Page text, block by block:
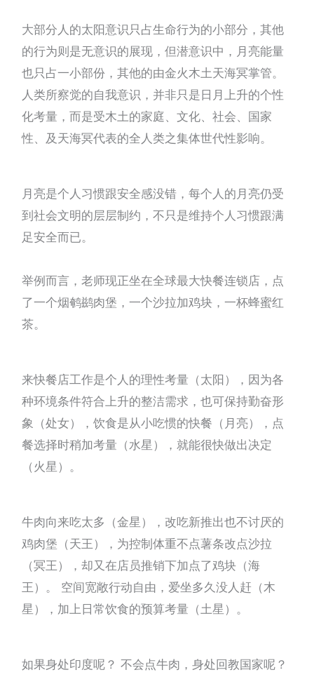
大部分人的太阳意识只占生命行为的小部分，其他
的行为则是无意识的展现，但潜意识中，月亮能量
也只占一小部份，其他的由金火木土天海冥掌管。
人类所察觉的自我意识，并非只是日月上升的个性
化考量，而是受木土的家庭、文化、社会、国家
性、及天海冥代表的全人类之集体世代性影响。
月亮是个人习惯跟安全感没错，每个人的月亮仍受
到社会文明的层层制约，不只是维持个人习惯跟满
足安全而已。
举例而言，老师现正坐在全球最大快餐连锁店，点
了一个烟鹌鹚肉堡，一个沙拉加鸡块，一杯蜂蜜红
茶。
来快餐店工作是个人的理性考量（太阳），因为各
种环境条件符合上升的整洁需求，也可保持勤奋形
象（处女），饮食是从小吃惯的快餐（月亮），点
餐选择时稍加考量（水星），就能很快做出决定
（火星）。
牛肉向来吃太多（金星），改吃新推出也不讨厌的
鸡肉堡（天王），为控制体重不点薯条改点沙拉
（冥王），却又在店员推销下加点了鸡块（海
王）。 空间宽敞行动自由，爱坐多久没人赶（木
星），加上日常饮食的预算考量（土星）。
如果身处印度呢？ 不会点牛肉，身处回教国家呢？